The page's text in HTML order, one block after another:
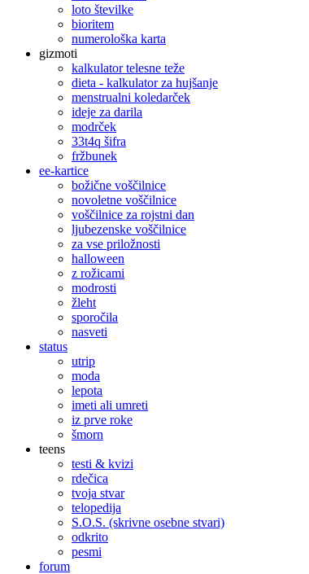
loto številke
bioritem
numerološka karta
gizmoti
kalkulator telesne teže
dieta - kalkulator za hujšanje
menstrualni koledarček
ideje za darila
modrček
33t4q šifra
fržbunek
ee-kartice
božične voščilnice
novoletne voščilnice
voščilnice za rojstni dan
ljubezenske voščilnice
za vse priložnosti
halloween
z rožicami
modrosti
žleht
sporočila
nasveti
status
utrip
moda
lepota
imeti ali umreti
iz prve roke
šmorn
teens
testi & kvizi
rdečica
tvoja stvar
telopedija
S.O.S. (skrivne osebne stvari)
odkrito
pesmi
forum